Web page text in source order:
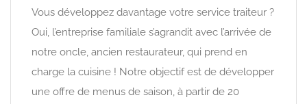
Vous développez davantage votre service traiteur ?
Oui, l’entreprise familiale s’agrandit avec l’arrivée de
notre oncle, ancien restaurateur, qui prend en
charge la cuisine ! Notre objectif est de développer
une offre de menus de saison, à partir de 20